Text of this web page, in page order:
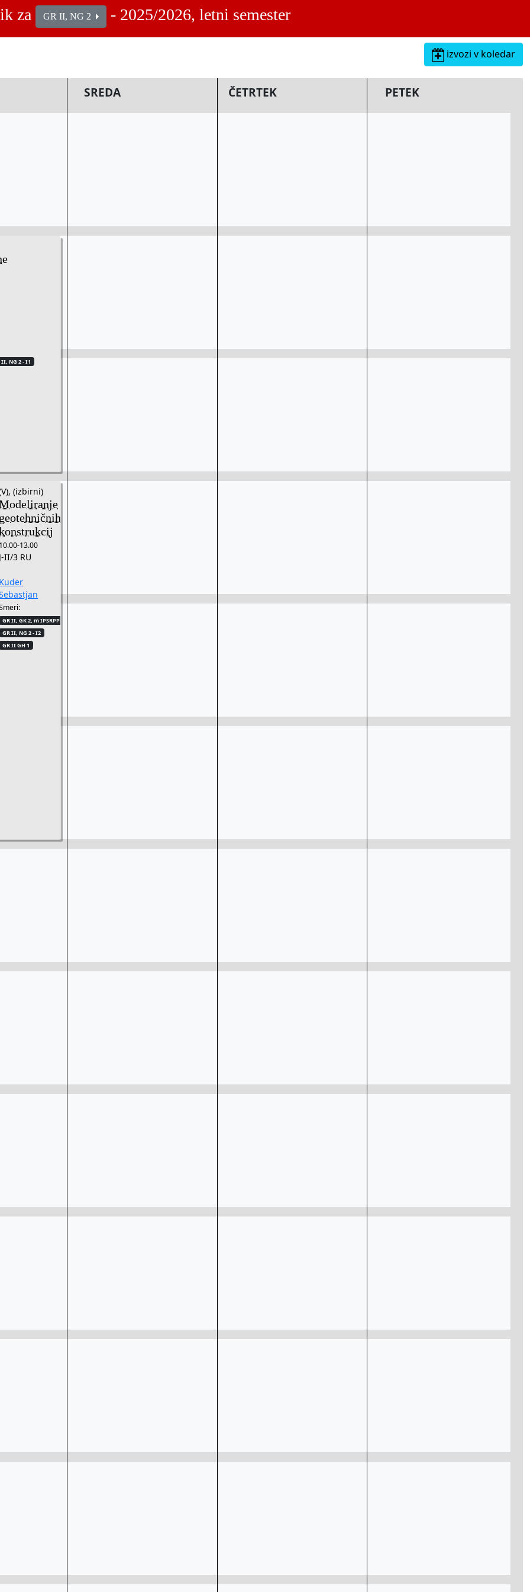
za GR II, NG 2 - 2025/2026, letni semester
izvozi v koledar
SREDA ČETRTEK PETEK
II, NG 2 - I1
(izbirni)
geotehničnih
10.00-13.00
J-II/3 RU
Kuder
GR II, GK 2, m IPSRPP - I2
GR II, NG 2 - I2
GR II GH 1